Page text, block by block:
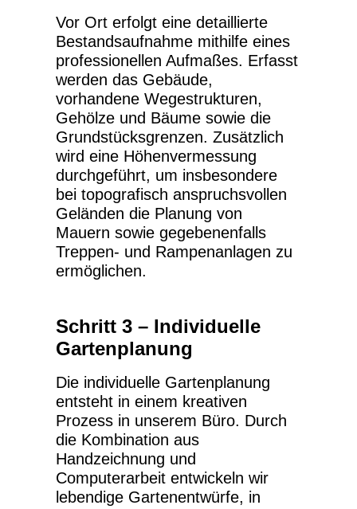
Vor Ort erfolgt eine detaillierte
Bestandsaufnahme mithilfe eines
professionellen Aufmaßes. Erfasst
werden das Gebäude,
vorhandene Wegestrukturen,
Gehölze und Bäume sowie die
Grundstücksgrenzen. Zusätzlich
wird eine Höhenvermessung
durchgeführt, um insbesondere
bei topografisch anspruchsvollen
Geländen die Planung von
Mauern sowie gegebenenfalls
Treppen- und Rampenanlagen zu
ermöglichen.
Schritt 3 – Individuelle
Gartenplanung
Die individuelle Gartenplanung
entsteht in einem kreativen
Prozess in unserem Büro. Durch
die Kombination aus
Handzeichnung und
Computerarbeit entwickeln wir
lebendige Gartenentwürfe, in